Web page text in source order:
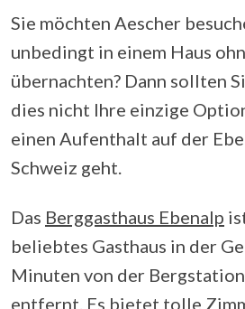
Sie möchten Aescher
unbedingt in einem Haus
übernachten? Dann sollten
dies nicht Ihre einzige
einen Aufenthalt auf der
Schweiz geht.
Das Berggasthaus Ebenalp
beliebtes Gasthaus in der
Minuten von der
entfernt. Es bietet tolle